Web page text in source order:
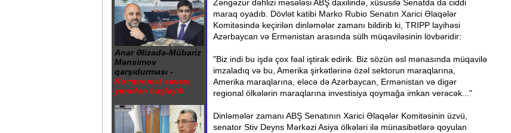
Anar Əlizadə-Mübariz
Mənsimov
qarşıdurması -
Kompromat savaşı
yenidən başlayıb
Zəngəzur dəhlizi məsələsi ABŞ daxilində, xüsusilə Senatda da ciddi
maraq oyadıb. Dövlət katibi Marko Rubio Senatın Xarici Əlaqələr
Komitəsində keçirilən dinləmələr zamanı bildirib ki, TRIPP layihəsi
Azərbaycan və Ermənistan arasında sülh müqaviləsinin lövbəridir:
"Biz indi bu işdə çox fəal iştirak edirik. Biz sözün əsl mənasında müqavilə
imzaladıq və bu, Amerika şirkətlərinə özəl sektorun maraqlarına,
Amerika maraqlarına, eləcə də Azərbaycan, Ermənistan və digər
regional ölkələrin maraqlarına investisiya qoymağa imkan verəcək..."
Dinləmələr zamanı ABŞ Senatının Xarici Əlaqələr Komitəsinin üzvü,
senator Stiv Deyns Mərkəzi Asiya ölkələri ilə münasibətlərə qoyulan